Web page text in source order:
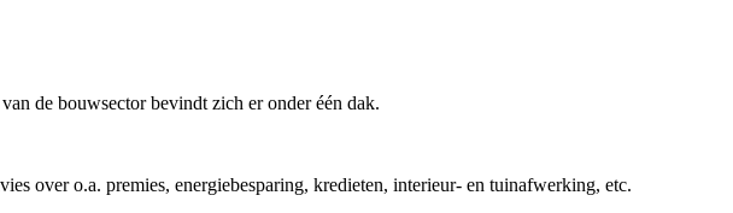
de bouwsector bevindt zich er onder één dak.
over o.a. premies, energiebesparing, kredieten, interieur- en tuinafwerking, etc.